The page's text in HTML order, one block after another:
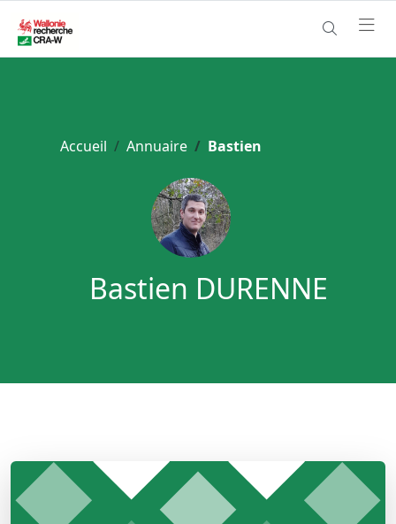
Accueil Annuaire Bastien
Bastien DURENNE